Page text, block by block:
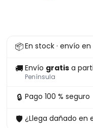
📦En stock · envío
🚚 Envío gratis a
Península
🔒 Pago 100 % seguro
🛡 ¿Llega dañado en
Xion
With
Keyblade
1121
Hearts